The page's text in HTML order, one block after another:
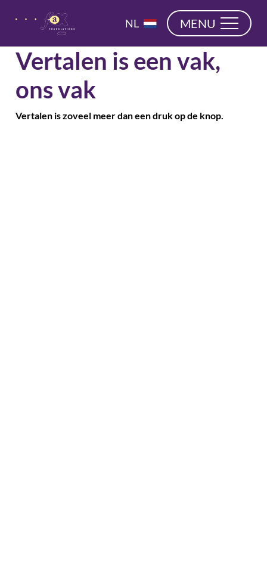
NL
DE
MENU
Vertalen is een vak,
ons vak
Vertalen is zoveel meer dan een druk op de knop.